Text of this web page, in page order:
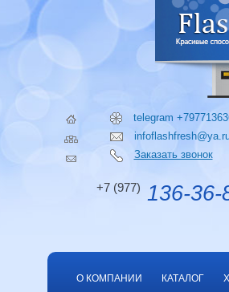
telegram
Заказать звонок
+7 (977) 136-36-
О КОМПАНИИ КАТАЛОГ